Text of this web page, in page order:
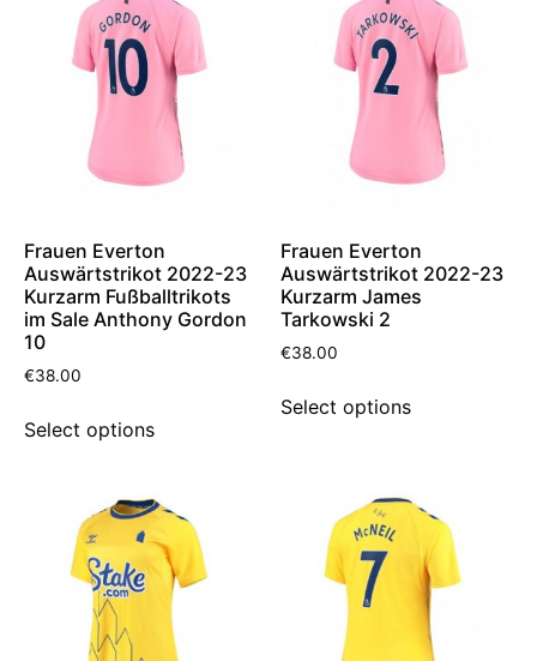
Frauen Everton
Auswärtstrikot 2022-23
Kurzarm Fußballtrikots
im Sale Anthony Gordon
10
€38.00
Select options
Frauen Everton
Auswärtstrikot 2022-23
Kurzarm James
Tarkowski 2
€38.00
Select options